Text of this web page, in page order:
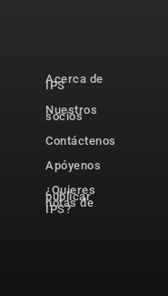
Acerca de
IPS
Nuestros
socios
Contáctenos
Apóyenos
¿Quieres
publicar
notas de
IPS?